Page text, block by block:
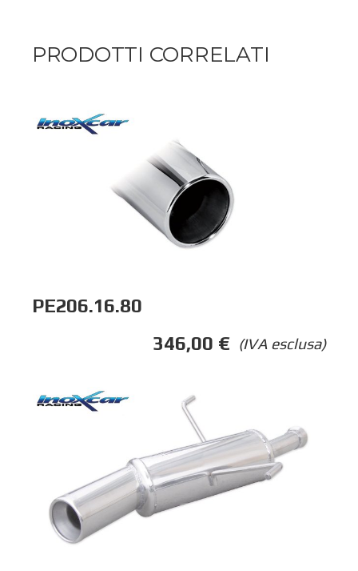
PRODOTTI CORRELATI
PE206.16.80
(IVA esclusa)
346,00 €